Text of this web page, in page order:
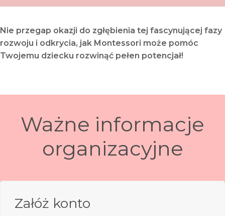
Nie przegap okazji do zgłębienia tej fascynującej fazy
rozwoju i odkrycia, jak Montessori może pomóc
Twojemu dziecku rozwinąć pełen potencjał!
Ważne informacje
organizacyjne
Załóż konto